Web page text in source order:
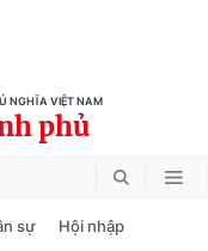
NGHĨA VIỆT NAM
phủ
sự Hội nhập